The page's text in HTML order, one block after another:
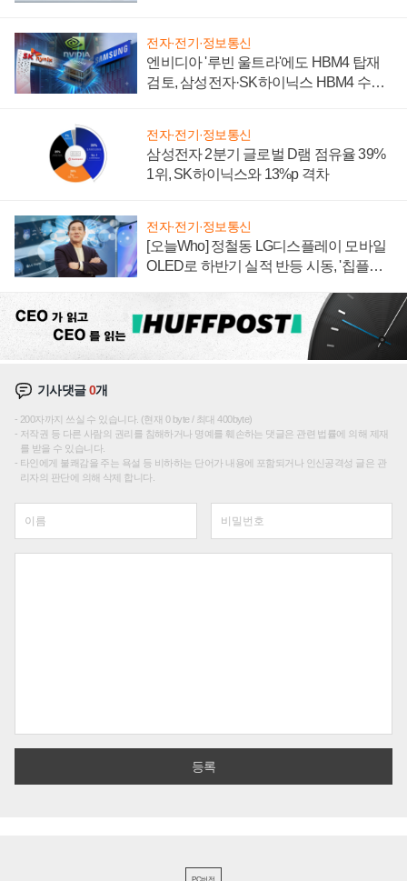
전자·전기·정보통신
엔비디아 '루빈 울트라'에도 HBM4 탑재
검토, 삼성전자·SK하이닉스 HBM4 수율
전자·전기·정보통신
삼성전자 2분기 글로벌 D램 점유율 39%
1위, SK하이닉스와 13%p 격차
전자·전기·정보통신
[오늘Who] 정철동 LG디스플레이 모바일
OLED로 하반기 실적 반등 시동, '칩플레
기사댓글0개
200자까지 쓰실 수 있습니다. (현재 0 byte / 최대 400byte)
저작권 등 다른 사람의 권리를 침해하거나 명예를 훼손하는 댓글은 관련 법률에 의해 제재
를 받을 수 있습니다.
타인에게 불쾌감을 주는 욕설 등 비하하는 단어가 내용에 포함되거나 인신공격성 글은 관
리자의 판단에 의해 삭제 합니다.